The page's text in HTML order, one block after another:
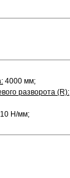
4000 мм;
разворота (R):
10 Н/мм;